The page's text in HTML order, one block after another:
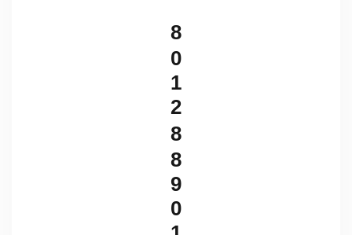
8
0
1
2
8
8
9
0